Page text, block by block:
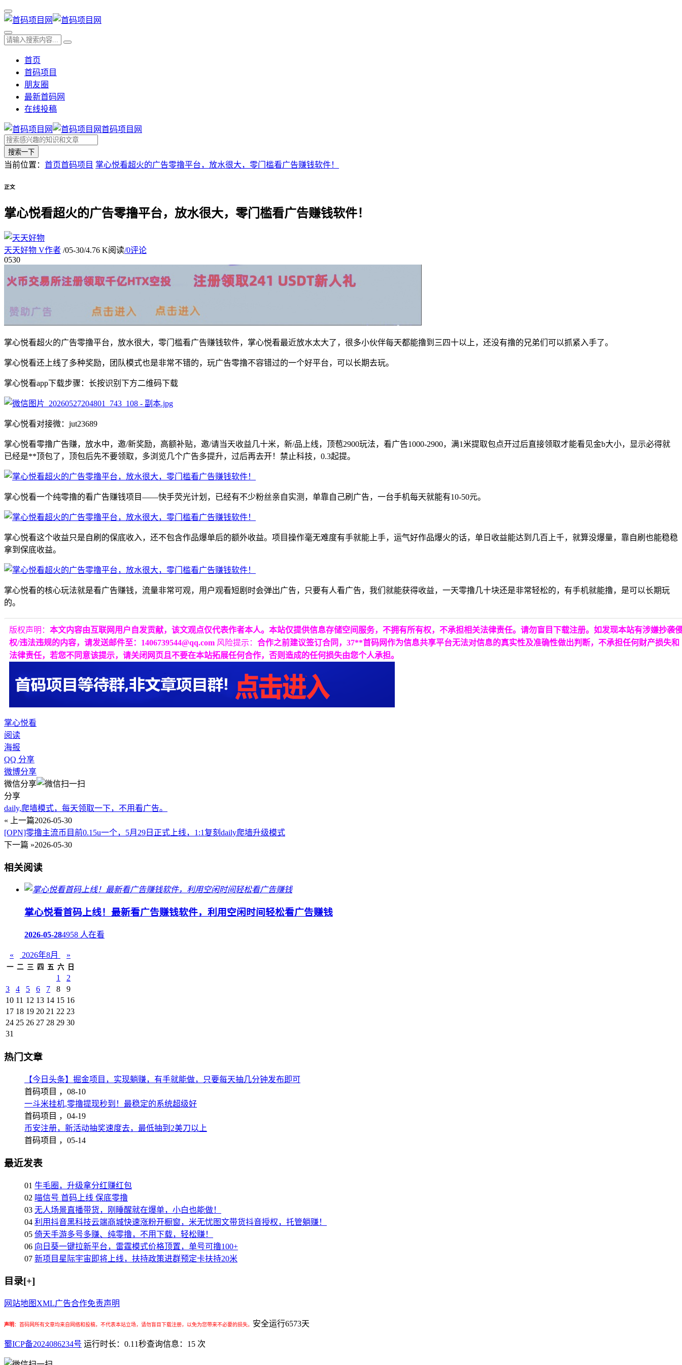
首页
首码项目
朋友圈
最新首码网
在线投稿
首码项目网
搜索一下
当前位置： 首页首码项目 掌心悦看超火的广告零撸平台，放水很大，零门槛看广告赚钱软件！
正文
掌心悦看超火的广告零撸平台，放水很大，零门槛看广告赚钱软件！
天天好物 V作者 /05-30/4.76 K阅读/0评论
0530
掌心悦看超火的广告零撸平台，放水很大，零门槛看广告赚钱软件，掌心悦看最近放水太大了，很多小伙伴每天都能撸到三四十以上，还没有撸的兄弟们可以抓紧入手了。
掌心悦看还上线了多种奖励，团队模式也是非常不错的，玩广告零撸不容错过的一个好平台，可以长期去玩。
掌心悦看app下载步骤：长按识别下方二维码下载
掌心悦看对接微：jut23689
掌心悦看零撸广告赚，放水中，邀/新奖励，高额补贴，邀/请当天收益几十米，新/品上线，顶苞2900玩法，看广告1000-2900，满1米提取包点开过后直接领取才能看见金b大小，显示必得就
已经是**顶包了，顶包后先不要领取，多浏览几个广告多提升，过后再去开！禁止科技，0.3起提。
掌心悦看一个纯零撸的看广告赚钱项目——快手荧光计划，已经有不少粉丝亲自实测，单靠自己刷广告，一台手机每天就能有10-50元。
掌心悦看这个收益只是自刷的保底收入，还不包含作品爆单后的额外收益。项目操作毫无难度有手就能上手，运气好作品爆火的话，单日收益能达到几百上千，就算没爆量，靠自刷也能稳稳
拿到保底收益。
掌心悦看的核心玩法就是看广告赚钱，流量非常可观，用户观看短剧时会弹出广告，只要有人看广告，我们就能获得收益，一天零撸几十块还是非常轻松的，有手机就能撸，是可以长期玩
的。
版权声明： 本文内容由互联网用户自发贡献，该文观点仅代表作者本人。本站仅提供信息存储空间服务，不拥有所有权，不承担相关法律责任。请勿盲目下载注册。如发现本站有涉嫌抄袭
权/违法违规的内容，请发送邮件至：1406739544@qq.com 风险提示： 合作之前建议签订合同，37**首码网作为信息共享平台无法对信息的真实性及准确性做出判断，不承担任何财产损失和
法律责任，若您不同意该提示，请关闭网页且不要在本站拓展任何合作，否则造成的任何损失由您个人承担。
掌心悦看
阅读
海报
QQ 分享
微博分享
微信分享
分享
daily,爬墙模式，每天领取一下，不用看广告。
« 上一篇2026-05-30
[OPN]零撸主流币目前0.15u一个，5月29日正式上线，1:1复刻daily爬墙升级模式
下一篇 »2026-05-30
相关阅读
掌心悦看首码上线！最新看广告赚钱软件，利用空闲时间轻松看广告赚钱
2026-05-284958 人在看
« 2026年8月 »
一 二 三 四 五 六 日
1
2
3
4 5 6 7 8
9
10 11 12 13 14 15 16
17 18 19 20 21 22 23
24 25 26 27 28 29 30
31
热门文章
【今日头条】掘金项目，实现躺赚，有手就能做，只要每天抽几分钟发布即可
首码项目 ， 08-10
一斗米挂机,零撸提现秒到！最稳定的系统超级好
首码项目 ， 04-19
币安注册，新活动抽奖速度去，最低抽到2美刀以上
首码项目 ， 05-14
最近发表
01 牛毛圈，升级拿分红赚红包
02 喵信号 首码上线 保底零撸
03 无人场景直播带货，刚睡醒就在爆单，小白也能做！
04 利用抖音黑科技云端商城快速涨粉开橱窗，米无忧图文带货抖音授权，托管躺赚！
05 倚天手游多号多赚、纯零撸，不用下载，轻松赚！
06 向日葵一键拉新平台，雷霆模式价格顶置，单号可撸100+
07 新项目星际宇宙即将上线，扶持政策进群预定卡扶持20米
目录[+]
网站地图 XML广告合作免责声明
声明： 首码网所有文章均来自网络和投稿，不代表本站立场，请勿盲目下载注册，以免为您带来不必要的损失。 安全运行6573天
蜀ICP备2024086234号 运行时长：0.11秒查询信息：15 次